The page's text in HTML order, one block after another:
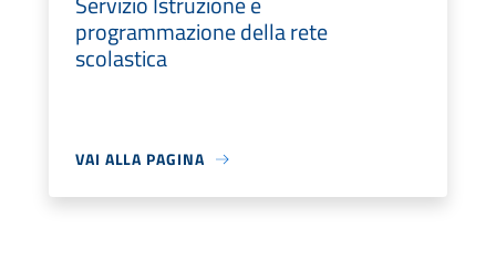
programmazione della rete
scolastica
VAI ALLA PAGINA